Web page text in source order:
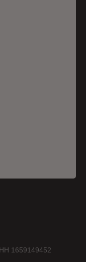
1659149452